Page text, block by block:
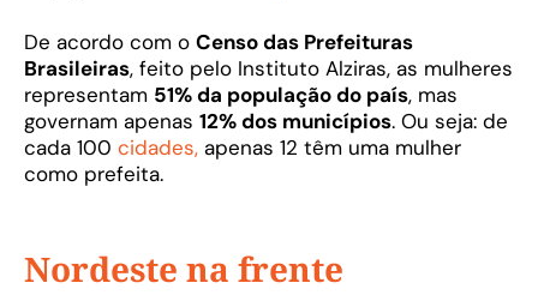
De acordo com o Censo das Prefeituras
Brasileiras, feito pelo Instituto Alziras, as mulheres
representam 51% da população do país, mas
governam apenas 12% dos municípios. Ou seja: de
cada 100 cidades, apenas 12 têm uma mulher
como prefeita.
Nordeste na frente